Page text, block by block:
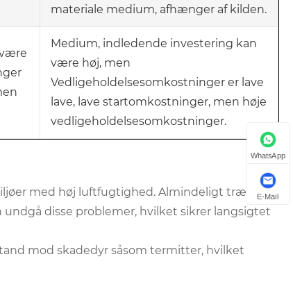
materiale medium, afhænger af kilden.
Medium, indledende investering kan
være høj, men
Vedligeholdelsesomkostninger er lave
lave, lave startomkostninger, men høje
vedligeholdelsesomkostninger.
med høj luftfugtighed. Almindeligt træ er
disse problemer, hvilket sikrer langsigtet
mod skadedyr såsom termitter, hvilket
WhatsApp
E-Mail